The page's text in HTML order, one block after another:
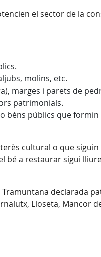
el sector de la
molins, etc.
marges i parets de
patrimonials.
béns públics que
cultural o que
bé a restaurar sigui
declarada
Lloseta, Mancor